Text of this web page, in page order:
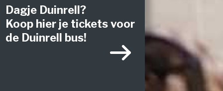
Dagje Duinrell?
Koop hier je tickets voor
de Duinrell bus!